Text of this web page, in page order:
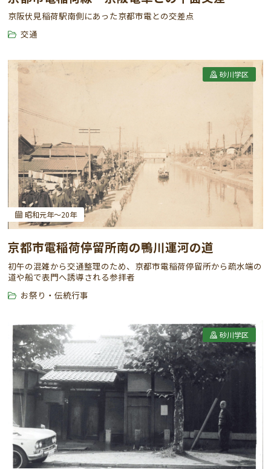
京阪伏見稲荷駅南側にあった京都市電との交差点
交通
砂川学区
昭和元年～20年
京都市電稲荷停留所南の鴨川運河の道
初午の混雑から交通整理のため、京都市電稲荷停留所から疏水端の
道や船で表門へ誘導される参拝者
お祭り・伝統行事
砂川学区